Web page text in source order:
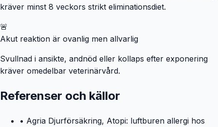
kräver minst 8 veckors strikt eliminationsdiet.
🚨
Akut reaktion är ovanlig men allvarlig
Svullnad i ansikte, andnöd eller kollaps efter exponering
kräver omedelbar veterinärvård.
Referenser och källor
• Agria Djurförsäkring, Atopi: luftburen allergi hos